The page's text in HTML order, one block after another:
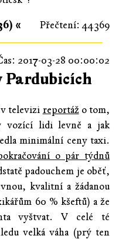
Přečtení: 44369
«
2017-03-28 00:00:02
televizi reportážo tom,
vozící lidi levně a jak
minimální ceny taxi.
o pár týdnů
padouchem je oběť,
kvalitní a žádanou
60 % kšeftů) a že
vyštvat. V celé té
velká váha (prý ten